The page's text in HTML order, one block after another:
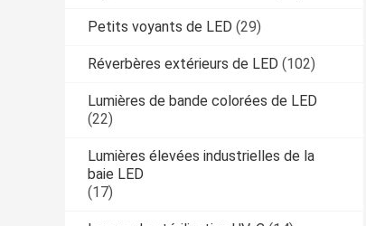
Petits voyants de LED (29)
Réverbères extérieurs de LED (102)
Lumières de bande colorées de LED
(22)
Lumières élevées industrielles de la
baie LED
(17)